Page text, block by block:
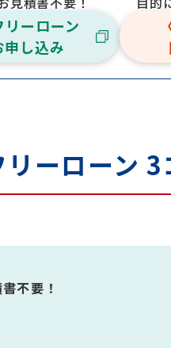
リーローン
申し込み
リーローン 3
不要！